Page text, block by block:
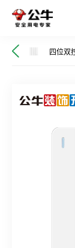
四位双